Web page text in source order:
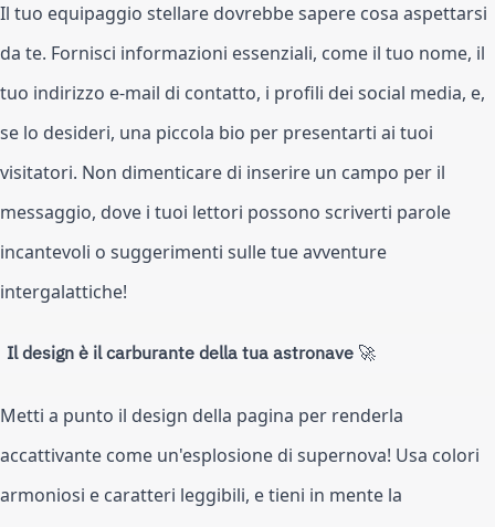
Il tuo equipaggio stellare dovrebbe sapere cosa aspettarsi
da te. Fornisci informazioni essenziali, come il tuo nome, il
tuo indirizzo e-mail di contatto, i profili dei social media, e,
se lo desideri, una piccola bio per presentarti ai tuoi
visitatori. Non dimenticare di inserire un campo per il
messaggio, dove i tuoi lettori possono scriverti parole
incantevoli o suggerimenti sulle tue avventure
intergalattiche!
Il design è il carburante della tua astronave 🚀
Metti a punto il design della pagina per renderla
accattivante come un'esplosione di supernova! Usa colori
armoniosi e caratteri leggibili, e tieni in mente la